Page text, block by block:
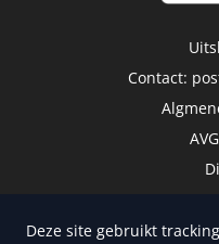
Contact:
Deze site gebruikt